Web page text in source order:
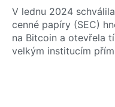
V lednu 2024
cenné papíry (SEC)
na Bitcoin a otevřela
velkým institucím